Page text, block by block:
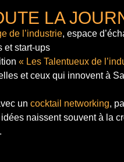
LA
de l’industrie, espace
et start-ups
« Les Talentueux de
et ceux qui innovent à
un cocktail networking,
naissent souvent à la